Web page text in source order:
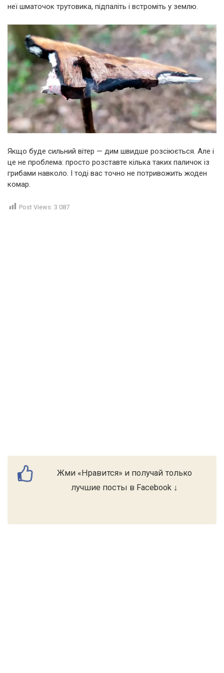
неї шматочок трутовика, підпаліть і встроміть у землю.
Якщо буде сильний вітер — дим швидше розсіюється. Але і
це не проблема: просто розставте кілька таких паличок із
грибами навколо. І тоді вас точно не потривожить жоден
комар.
Post Views: 3 087
Жми «Нравится» и получай только
лучшие посты в Facebook ↓